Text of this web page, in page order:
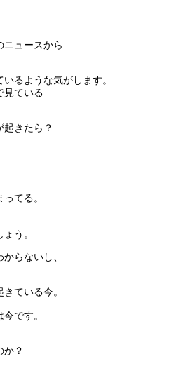
ニュースから
るような気がします。
見ている
きたら？
てる。
う。
らないし、
ている今。
です。
か？